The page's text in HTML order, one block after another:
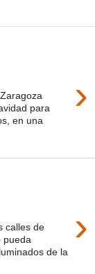
›
para
en una
›
calles de
pueda
de la